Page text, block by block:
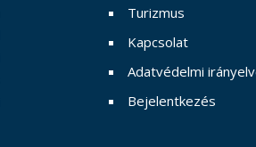
Turizmus
Kapcsolat
Adatvédelmi
Bejelentkezés